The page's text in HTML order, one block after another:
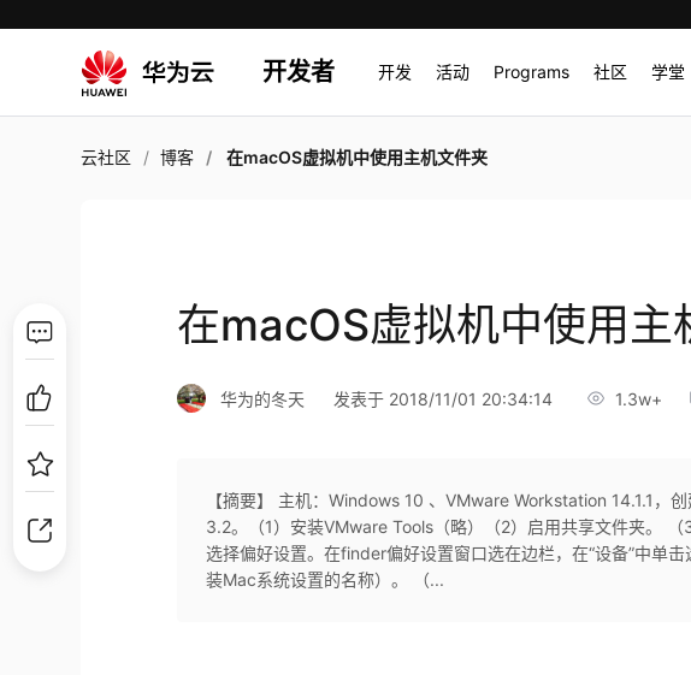
开发者 开发 活动 Programs 社区 学堂
云社区 博客 在macOS虚拟机中使用主机文件夹
在macOS虚拟机中使用主
华为的冬天 发表于 2018/11/01 20:34:14 1.3w+
【摘要】 主机：Windows 10 、VMware Workstation 14.1.1，
3.2。（1）安装VMware Tools（略）（2）启用共享文件夹。 （
选择偏好设置。在finder偏好设置窗口选在边栏，在“设备”中单
装Mac系统设置的名称）。 （...